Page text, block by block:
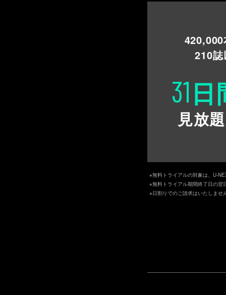
420,000
210
31日
見放
※無料トライアルの対象は、U-
※無料トライアル期間終了日の翌
※日割りでのご請求はいたしません